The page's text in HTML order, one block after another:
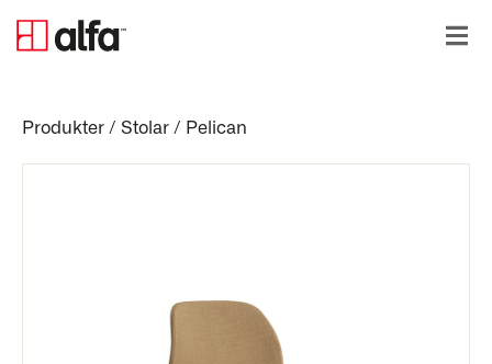
Produkter / Stolar / Pelican